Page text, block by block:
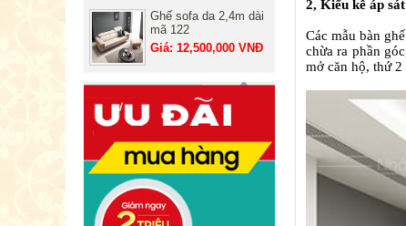
Ghế sofa da 2,4m dài
mã 122
Giá: 12,500,000 VNĐ
2, Kiểu kê áp
Các mẫu bàn
chừa ra phần
mở căn hộ, thứ